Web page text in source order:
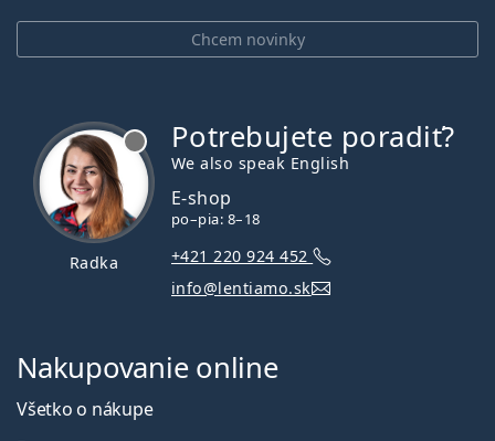
Chcem novinky
Radka
Potrebujete poradiť?
We also speak English
E-shop
po–pia: 8–18
+421 220 924 452
info@lentiamo.sk
Nakupovanie online
Všetko o nákupe